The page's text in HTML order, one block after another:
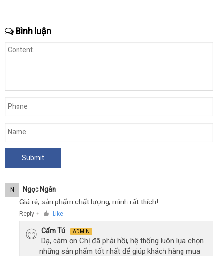
trong
ngành
lớn.
Bình luận
N Ngọc Ngân
Giá rẻ, sản phẩm chất lượng, mình rất thích!
Reply ● Like
Cẩm Tú ADMIN
Dạ, cảm ơn Chị đã phải hồi, hệ thống luôn lựa chọn
những sản phẩm tốt nhất để giúp khách hàng mua